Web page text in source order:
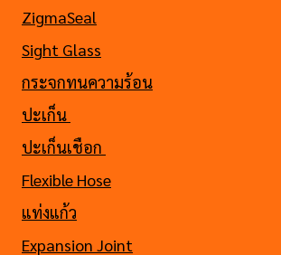
ZigmaSeal
Sight Glass
กระจกทนความร้อน
ปะเก็น
ปะเก็นเชือก
Flexible Hose
แท่งแก้ว
Expansion Joint